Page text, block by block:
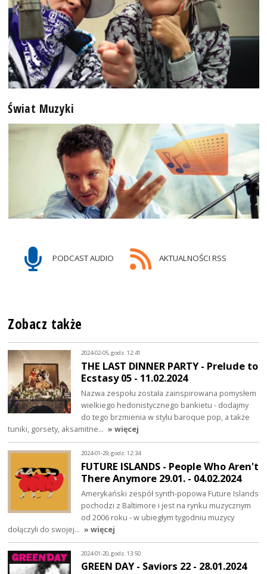
Świat Muzyki
PODCAST AUDIO AKTUALNOŚCI RSS
Zobacz także
2024-02-05, godz. 12:41
THE LAST DINNER PARTY - Prelude to
Ecstasy 05 - 11.02.2024
Nazwa zespołu została zainspirowana pomysłem
wielkiego hedonistycznego bankietu - dodajmy
do tego brzmienia w stylu baroque pop, a także
tuniki, gorsety, aksamitne… » więcej
2024-01-29, godz. 12:34
FUTURE ISLANDS - People Who Aren't
There Anymore 29.01. - 04.02.2024
Amerykański zespół synth-popowa Future Islands
pochodzi z Baltimore i jest na rynku muzycznym
od 2006 roku - w ubiegłym tygodniu muzycy
dołączyli do swojej… » więcej
2024-01-20, godz. 13:50
GREEN DAY - Saviors 22 - 28.01.2024